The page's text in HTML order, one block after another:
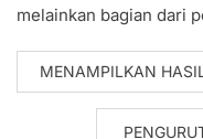
melainkan bagian dari
MENAMPILKAN